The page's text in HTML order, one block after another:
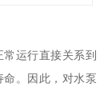
运行直接关系到
。因此，对水泵